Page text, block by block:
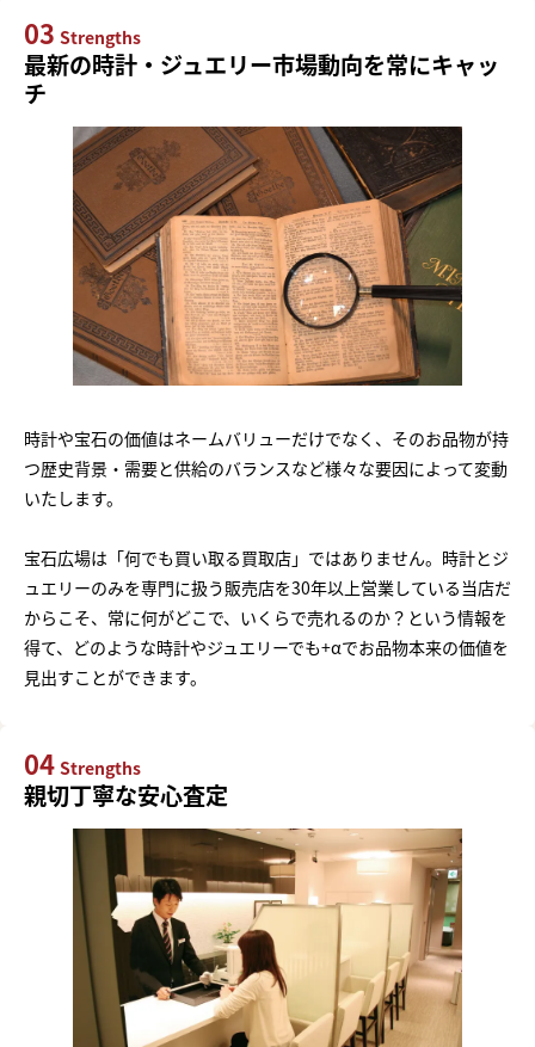
03 Strengths
最新の時計・ジュエリー市場動向を常にキャッ
チ
時計や宝石の価値はネームバリューだけでなく、そのお品物が持
つ歴史背景・需要と供給のバランスなど様々な要因によって変動
いたします。
宝石広場は「何でも買い取る買取店」ではありません。時計とジ
ュエリーのみを専門に扱う販売店を30年以上営業している当店だ
からこそ、常に何がどこで、いくらで売れるのか？という情報を
得て、どのような時計やジュエリーでも+αでお品物本来の価値を
見出すことができます。
04 Strengths
親切丁寧な安心査定